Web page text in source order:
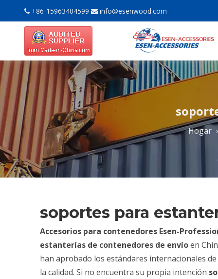
 +86-15963404599  info@esenwood.com
Hogar
soportes para
Accesorios para contenedores Esen-
estanterías de contenedores de envíoen
han aprobado los estándares internacionales
la calidad. Si no encuentra su propia intención